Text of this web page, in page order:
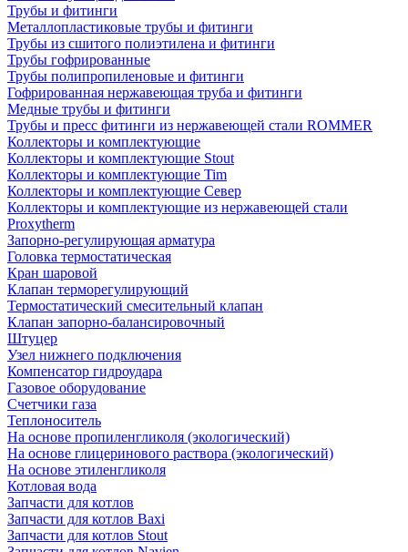
Трубы и фитинги
Металлопластиковые трубы и фитинги
Трубы из сшитого полиэтилена и фитинги
Трубы гофрированные
Трубы полипропиленовые и фитинги
Гофрированная нержавеющая труба и фитинги
Медные трубы и фитинги
Трубы и пресс фитинги из нержавеющей стали ROMMER
Коллекторы и комплектующие
Коллекторы и комплектующие Stout
Коллекторы и комплектующие Tim
Коллекторы и комплектующие Север
Коллекторы и комплектующие из нержавеющей стали
Proxytherm
Запорно-регулирующая арматура
Головка термостатическая
Кран шаровой
Клапан терморегулирующий
Термостатический смесительный клапан
Клапан запорно-балансировочный
Штуцер
Узел нижнего подключения
Компенсатор гидроудара
Газовое оборудование
Счетчики газа
Теплоноситель
На основе пропиленгликоля (экологический)
На основе глицеринового раствора (экологический)
На основе этиленгликоля
Котловая вода
Запчасти для котлов
Запчасти для котлов Baxi
Запчасти для котлов Stout